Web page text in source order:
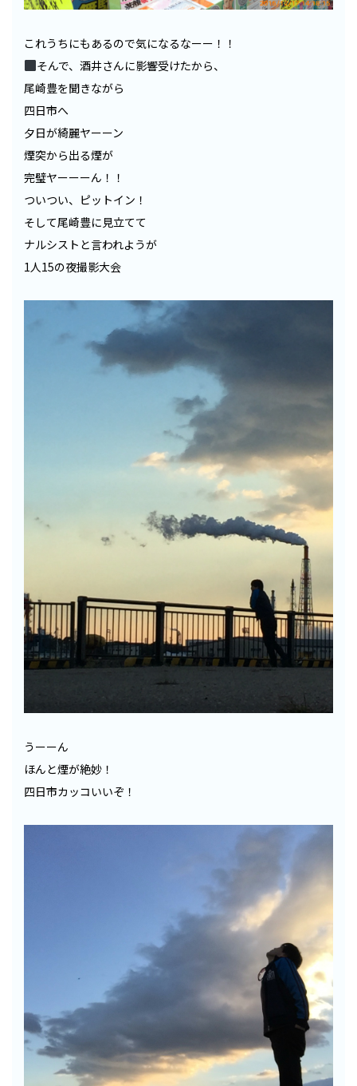
これうちにもあるので気になるなーー！！
そんで、酒井さんに影響受けたから、
尾崎豊を聞きながら
四日市へ
夕日が綺麗ヤーーン
煙突から出る煙が
完璧ヤーーーん！！
ついつい、ピットイン！
そして尾崎豊に見立てて
ナルシストと言われようが
1人15の夜撮影大会
うーーん
ほんと煙が絶妙！
四日市カッコいいぞ！